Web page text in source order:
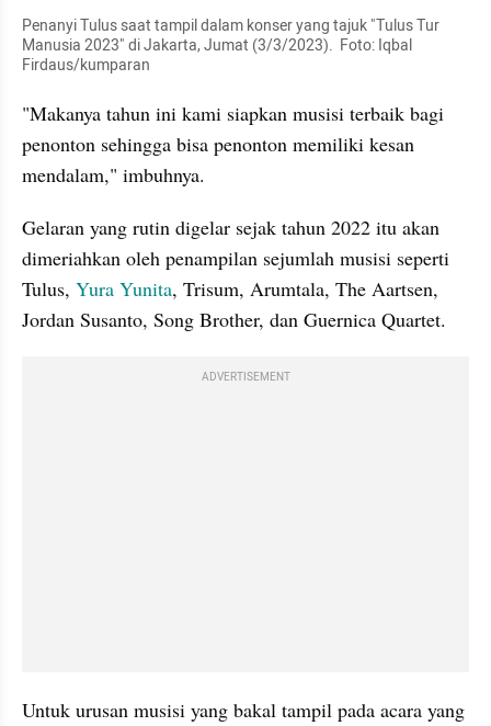
Penanyi Tulus saat tampil dalam konser yang tajuk "Tulus Tur
Manusia 2023" di Jakarta, Jumat (3/3/2023).  Foto: Iqbal
Firdaus/kumparan
"Makanya tahun ini kami siapkan musisi terbaik bagi
penonton sehingga bisa penonton memiliki kesan
mendalam," imbuhnya.
Gelaran yang rutin digelar sejak tahun 2022 itu akan
dimeriahkan oleh penampilan sejumlah musisi seperti
Tulus, Yura Yunita, Trisum, Arumtala, The Aartsen,
Jordan Susanto, Song Brother, dan Guernica Quartet.
ADVERTISEMENT
Untuk urusan musisi yang bakal tampil pada acara yang